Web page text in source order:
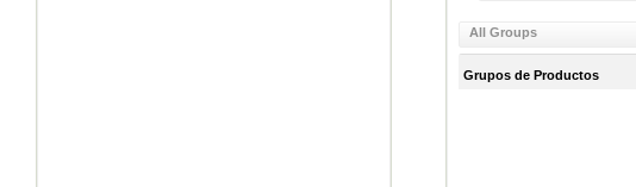
All Groups
Grupos de Productos